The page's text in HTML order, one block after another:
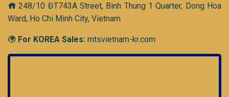
248/10 ĐT743A Street, Binh Thung 1 Quarter, Dong Hoa
Ward, Ho Chi Minh City, Vietnam
For KOREA Sales: mtsvietnam-kr.com